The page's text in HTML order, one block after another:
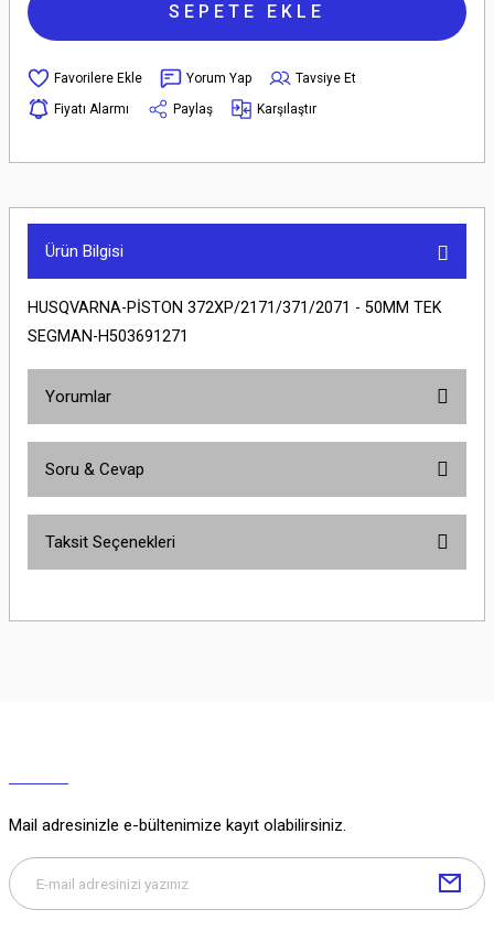
SEPETE EKLE
Yorum Yap
Tavsiye Et
Fiyatı Alarmı
Paylaş Karşılaştır
Ürün Bilgisi
HUSQVARNA-PİSTON 372XP/2171/371/2071 - 50MM TEK
SEGMAN-H503691271
Yorumlar
Soru & Cevap
Soru Sor
Taksit Seçenekleri
Mail adresinizle e-bültenimize kayıt olabilirsiniz.